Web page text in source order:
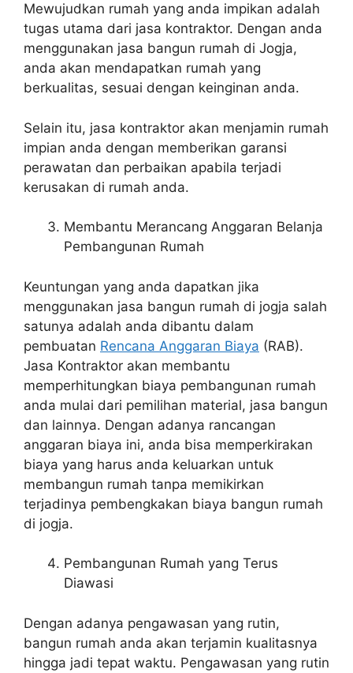
Mewujudkan rumah yang anda impikan adalah
tugas utama dari jasa kontraktor. Dengan anda
menggunakan jasa bangun rumah di Jogja,
anda akan mendapatkan rumah yang
berkualitas, sesuai dengan keinginan anda.
Selain itu, jasa kontraktor akan menjamin rumah
impian anda dengan memberikan garansi
perawatan dan perbaikan apabila terjadi
kerusakan di rumah anda.
Membantu Merancang Anggaran Belanja
Pembangunan Rumah
Keuntungan yang anda dapatkan jika
menggunakan jasa bangun rumah di jogja salah
satunya adalah anda dibantu dalam
pembuatan Rencana Anggaran Biaya (RAB).
Jasa Kontraktor akan membantu
memperhitungkan biaya pembangunan rumah
anda mulai dari pemilihan material, jasa bangun
dan lainnya. Dengan adanya rancangan
anggaran biaya ini, anda bisa memperkirakan
biaya yang harus anda keluarkan untuk
membangun rumah tanpa memikirkan
terjadinya pembengkakan biaya bangun rumah
di jogja.
Pembangunan Rumah yang Terus
Diawasi
Dengan adanya pengawasan yang rutin,
bangun rumah anda akan terjamin kualitasnya
hingga jadi tepat waktu. Pengawasan yang rutin